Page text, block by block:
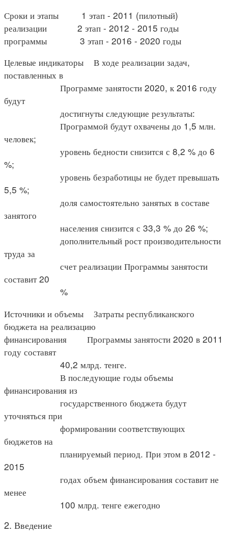
Сроки и этапы 1 этап - 2011 (пилотный)
реализации 2 этап - 2012 - 2015 годы
программы 3 этап - 2016 - 2020 годы
Целевые индикаторы В ходе реализации задач,
поставленных в
Программе занятости 2020, к 2016 году
будут
достигнуты следующие результаты:
Программой будут охвачены до 1,5 млн.
человек;
уровень бедности снизится с 8,2 % до 6
%;
уровень безработицы не будет превышать
5,5 %;
доля самостоятельно занятых в составе
занятого
населения снизится с 33,3 % до 26 %;
дополнительный рост производительности
труда за
счет реализации Программы занятости
составит 20
%
Источники и объемы Затраты республиканского
бюджета на реализацию
финансирования Программы занятости 2020 в 2011
году составят
40,2 млрд. тенге.
В последующие годы объемы
финансирования из
государственного бюджета будут
уточняться при
формировании соответствующих
бюджетов на
планируемый период. При этом в 2012 -
2015
годах объем финансирования составит не
менее
100 млрд. тенге ежегодно
2. Введение